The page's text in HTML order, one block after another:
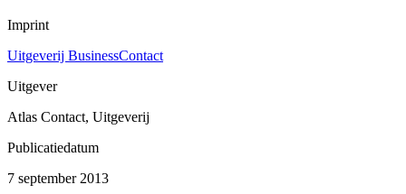
Imprint
Uitgeverij BusinessContact
Uitgever
Atlas Contact, Uitgeverij
Publicatiedatum
7 september 2013